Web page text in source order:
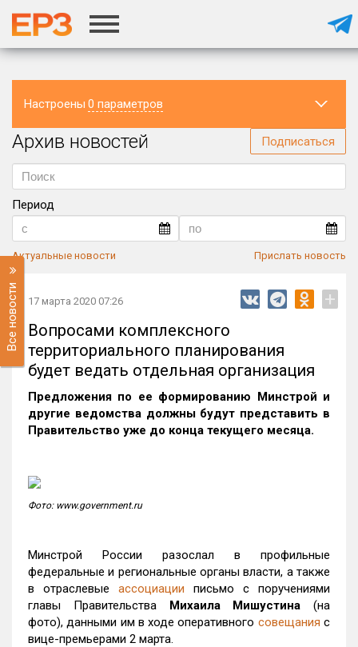
Настроены 0 параметров
Регион
Архив новостей Подписаться
Период
Актуальные новости Прислать новость
Все новости 17 марта 2020 07:26 +
Вопросами комплексного
территориального планирования
будет ведать отдельная организация
Предложения по ее формированию Минстрой и
другие ведомства должны будут представить в
Правительство уже до конца текущего месяца.
Фото: www.government.ru
Минстрой России разослал в профильные
федеральные и региональные органы власти, а также
в отраслевые ассоциации письмо с поручениями
главы Правительства Михаила Мишустина (на
фото), данными им в ходе оперативного совещания с
вице-премьерами 2 марта.